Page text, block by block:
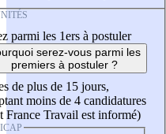
parmi les 1ers à postuler
serez-vous parmi les
premiers à postuler ?
de plus de 15 jours,
moins de 4 candidatures
France Travail est informé)